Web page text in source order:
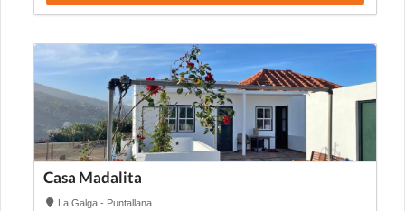
Casa Madalita
La Galga - Puntallana